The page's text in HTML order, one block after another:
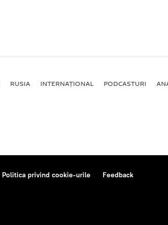
RUSIA INTERNAȚIONAL PODCASTURI
Politica privind cookie-urile Feedback